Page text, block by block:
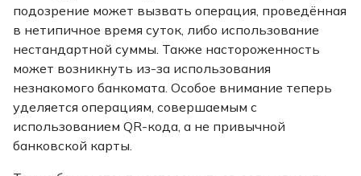
подозрение может вызвать операция, проведённая
в нетипичное время суток, либо использование
нестандартной суммы. Также настороженность
может возникнуть из-за использования
незнакомого банкомата. Особое внимание теперь
уделяется операциям, совершаемым с
использованием QR-кода, а не привычной
банковской карты.